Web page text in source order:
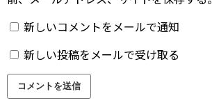
新しいコメントをメールで通知
新しい投稿をメールで受け取る